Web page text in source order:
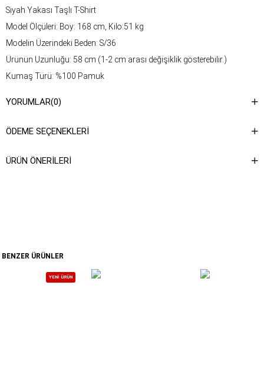
Siyah Yakası Taşlı T-Shirt
Model Ölçüleri: Boy: 168 cm, Kilo:51 kg
Modelin Üzerindeki Beden: S/36
Ürünün Uzunluğu: 58 cm (1-2 cm arası değişiklik gösterebilir.)
Kumaş Türü: %100 Pamuk
talimatına ulaşabilirsiniz.
YORUMLAR(0)
ÖDEME SEÇENEKLERI
ÜRÜN ÖNERILERI
BENZER ÜRÜNLER
YENI ÜRÜN